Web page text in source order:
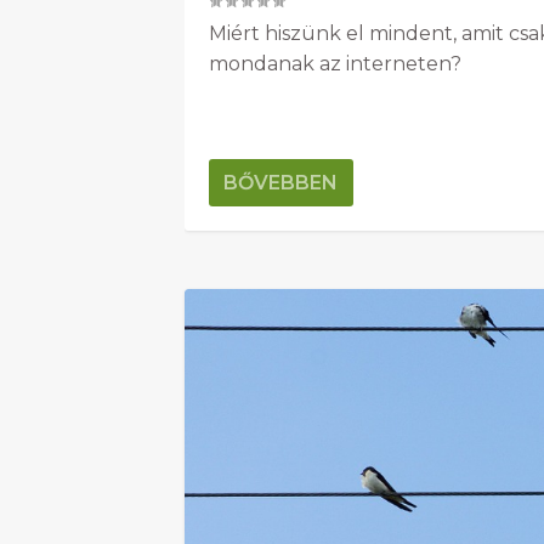
Miért hiszünk el mindent, amit
mondanak az interneten?
BŐVEBBEN